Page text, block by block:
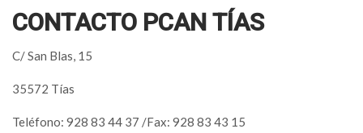
CONTACTO PCAN TÍAS
C/ San Blas, 15
35572 Tías
Teléfono: 928 83 44 37 /Fax: 928 83 43 15